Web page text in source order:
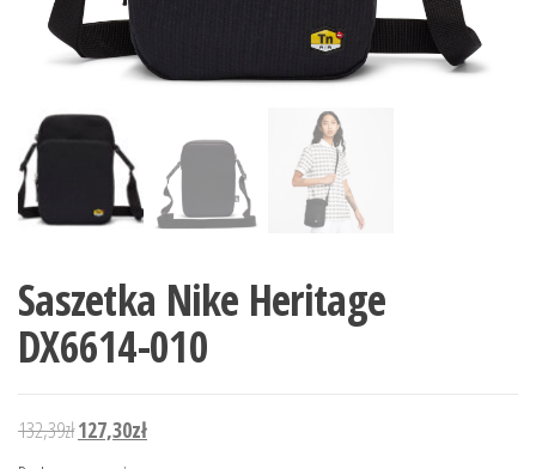
Saszetka Nike Heritage
DX6614-010
132,39złPierwotna cena wynosiła: 132,39zł.
127,30złAktualna cena wynosi: 127,30zł.